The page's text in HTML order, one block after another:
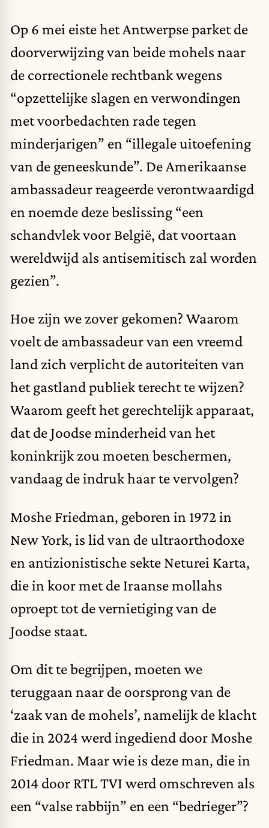
Op 6 mei eiste het Antwerpse parket de
doorverwijzing van beide mohels naar
de correctionele rechtbank wegens
“opzettelijke slagen en verwondingen
met voorbedachten rade tegen
minderjarigen” en “illegale uitoefening
van de geneeskunde”. De Amerikaanse
ambassadeur reageerde verontwaardigd
en noemde deze beslissing “een
schandvlek voor België, dat voortaan
wereldwijd als antisemitisch zal worden
gezien”.
Hoe zijn we zover gekomen? Waarom
voelt de ambassadeur van een vreemd
land zich verplicht de autoriteiten van
het gastland publiek terecht te wijzen?
Waarom geeft het gerechtelijk apparaat,
dat de Joodse minderheid van het
koninkrijk zou moeten beschermen,
vandaag de indruk haar te vervolgen?
Moshe Friedman, geboren in 1972 in
New York, is lid van de ultraorthodoxe
en antizionistische sekte Neturei Karta,
die in koor met de Iraanse mollahs
oproept tot de vernietiging van de
Joodse staat.
Om dit te begrijpen, moeten we
teruggaan naar de oorsprong van de
‘zaak van de mohels’, namelijk de klacht
die in 2024 werd ingediend door Moshe
Friedman. Maar wie is deze man, die in
2014 door RTL TVI werd omschreven als
een “valse rabbijn” en een “bedrieger”?